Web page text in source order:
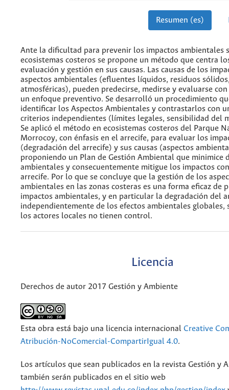
Resumen (es)
Ante la dificultad para prevenir los impactos ambientales
ecosistemas costeros se propone un método que centra
evaluación y gestión en sus causas. Las causas de los
aspectos ambientales (efluentes líquidos, residuos
atmosféricas), pueden predecirse, medirse y evaluarse
un enfoque preventivo. Se desarrolló un procedimiento
identificar los Aspectos Ambientales y contrastarlos con
criterios independientes (límites legales, sensibilidad del
Se aplicó el método en ecosistemas costeros del Parque
Morrocoy, con énfasis en el arrecife, para evaluar los
(degradación del arrecife) y sus causas (aspectos
proponiendo un Plan de Gestión Ambiental que minimice
ambientales y consecuentemente mitigue los impactos
arrecife. Por lo que se concluye que la gestión de los
ambientales en las zonas costeras es una forma eficaz de
impactos ambientales, y en particular la degradación del
independientemente de los efectos ambientales globales,
los actores locales no tienen control.
Licencia
Derechos de autor 2017 Gestión y Ambiente
Esta obra está bajo una licencia internacional Creative
Atribución-NoComercial-CompartirIgual 4.0.
Los artículos que sean publicados en la revista Gestión y
también serán publicados en el sitio web